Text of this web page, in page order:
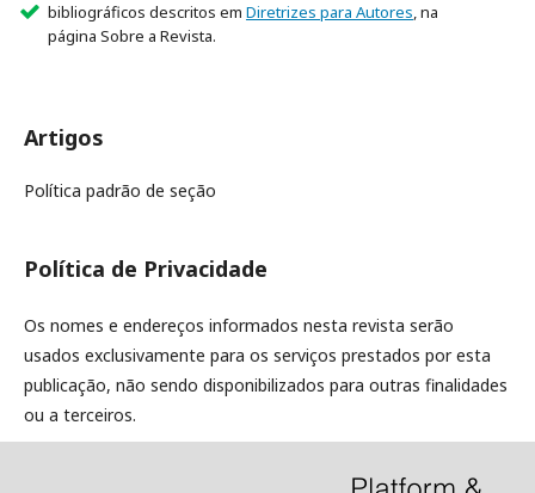
bibliográficos descritos em Diretrizes para Autores, na
página Sobre a Revista.
Artigos
Política padrão de seção
Política de Privacidade
Os nomes e endereços informados nesta revista serão
usados exclusivamente para os serviços prestados por esta
publicação, não sendo disponibilizados para outras finalidades
ou a terceiros.